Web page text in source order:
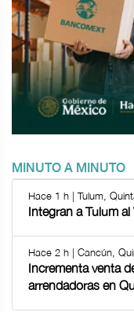
MINUTO A MINUTO
Hace 1 h | Tulum,
Integran a Tulum
Hace 2 h | Cancún,
Incrementa venta
arrendadoras en